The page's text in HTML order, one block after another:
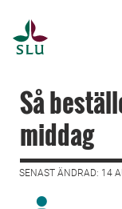
Så
middag
SENAST ÄNDRAD: 14